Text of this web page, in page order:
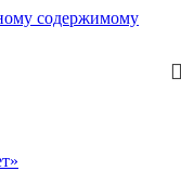
содержимому